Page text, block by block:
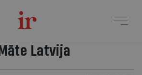
Māte Latvija